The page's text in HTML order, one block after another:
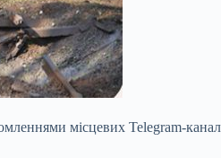
місцевих Telegram-